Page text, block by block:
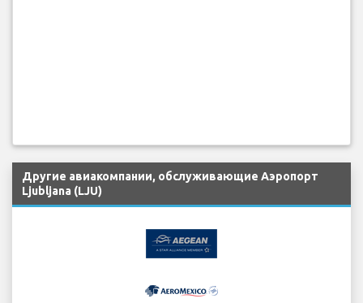
Другие авиакомпании, обслуживающие Аэропорт
Ljubljana (LJU)